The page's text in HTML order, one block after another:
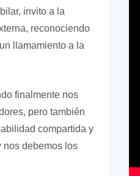
invito a la
reconociendo
llamamiento a la
finalmente nos
pero también
compartida y
nos debemos los